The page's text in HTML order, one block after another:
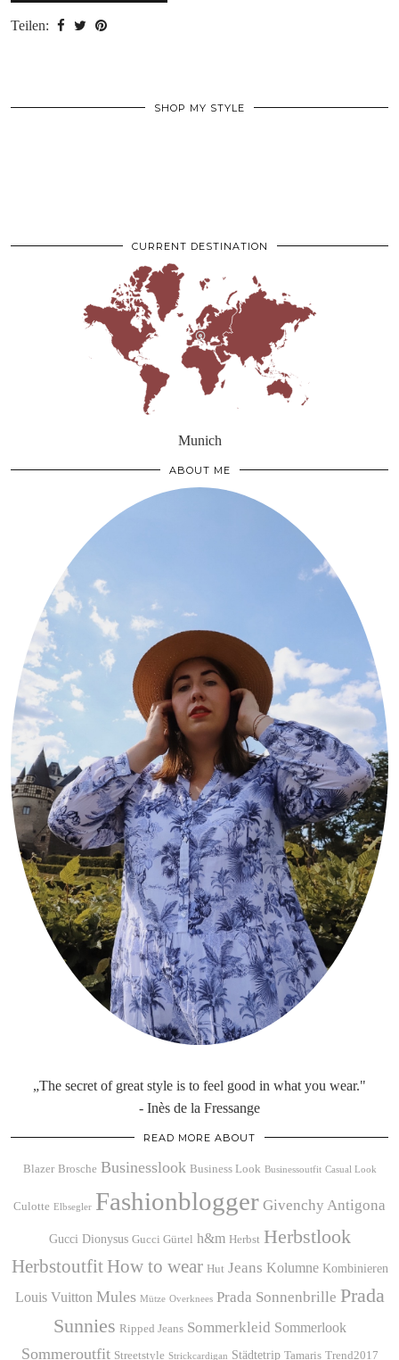
Teilen:
SHOP MY STYLE
CURRENT DESTINATION
Munich
ABOUT ME
„The secret of great style is to feel good in what you wear."
- Inès de la Fressange
READ MORE ABOUT
Blazer Brosche Businesslook Business Look Businessoutfit Casual Look
Culotte Elbsegler Fashionblogger Givenchy Antigona
Gucci Dionysus Gucci Gürtel h&m Herbst Herbstlook
Herbstoutfit How to wear Hut Jeans Kolumne Kombinieren
Louis Vuitton Mules Mütze Overknees Prada Sonnenbrille Prada
Sunnies Ripped Jeans Sommerkleid Sommerlook
Sommeroutfit Streetstyle Strickcardigan Städtetrip Tamaris Trend2017